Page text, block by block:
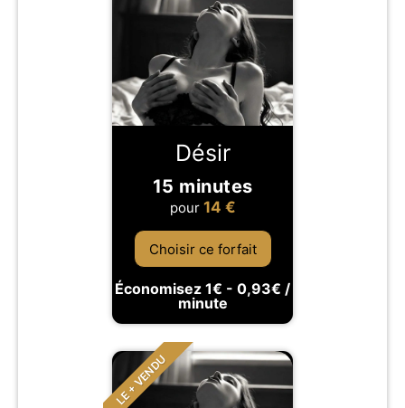
Désir
15 minutes
pour 14 €
Choisir ce forfait
Économisez 1€ - 0,93€ /
minute
LE + VENDU